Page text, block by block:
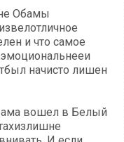
Обамы
и что самое
начисто лишен
вошел в Белый